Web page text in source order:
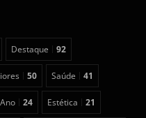
Destaque 92
50 Saúde 41
24 Estética 21